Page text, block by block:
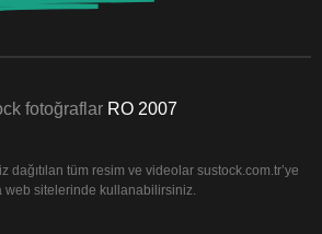
fotoğraflar RO 2007
dağıtılan tüm resim ve videolar sustock.com.tr’ye
web sitelerinde kullanabilirsiniz.